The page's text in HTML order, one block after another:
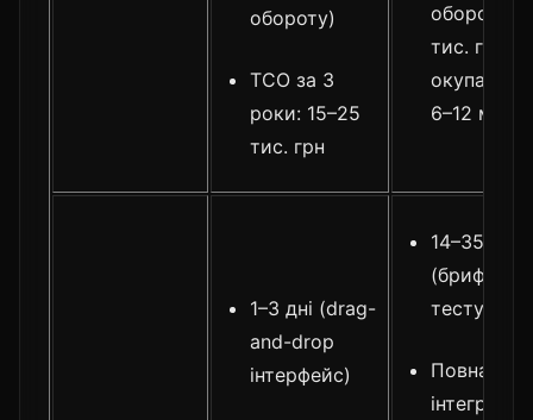
обороту)
TCO за 3
роки: 15–25
тис. грн
оборотом
тис. грн/
6–12
1–3 дні (drag-
and-drop
інтерфейс)
14–35 днів
(бриф,
Повна
інтеграція